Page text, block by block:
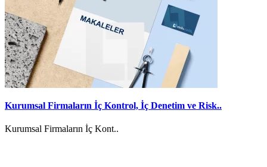
Kurumsal Firmaların İç Kontrol, İç Denetim ve Risk..
Kurumsal Firmaların İç Kont..